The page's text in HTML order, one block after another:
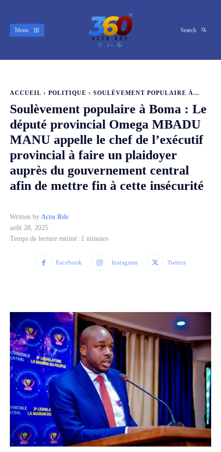
Menu Search
ACCUEIL POLITIQUE SOULÈVEMENT POPULAIRE À...
Soulèvement populaire à Boma : Le
député provincial Omega MBADU
MANU appelle le chef de l’exécutif
provincial à faire un plaidoyer
auprès du gouvernement central
afin de mettre fin à cette insécurité
Written by Actu Rdc
août 28, 2025
Temps de lecture estimé :1 minutes
Facebook Instagram Twitter